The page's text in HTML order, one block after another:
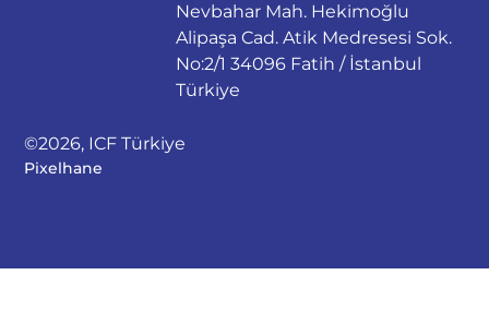
Nevbahar Mah. Hekimoğlu
Alipaşa Cad. Atik Medresesi Sok.
No:2/1 34096 Fatih / İstanbul
Türkiye
©2026, ICF Türkiye
Pixelhane